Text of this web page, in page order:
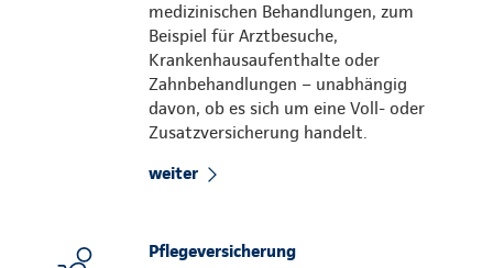
medizinischen Behandlungen, zum
Beispiel für Arztbesuche,
Krankenhausaufenthalte oder
Zahnbehandlungen – unabhängig
davon, ob es sich um eine Voll- oder
Zusatzversicherung handelt.
weiter
Pflegeversicherung